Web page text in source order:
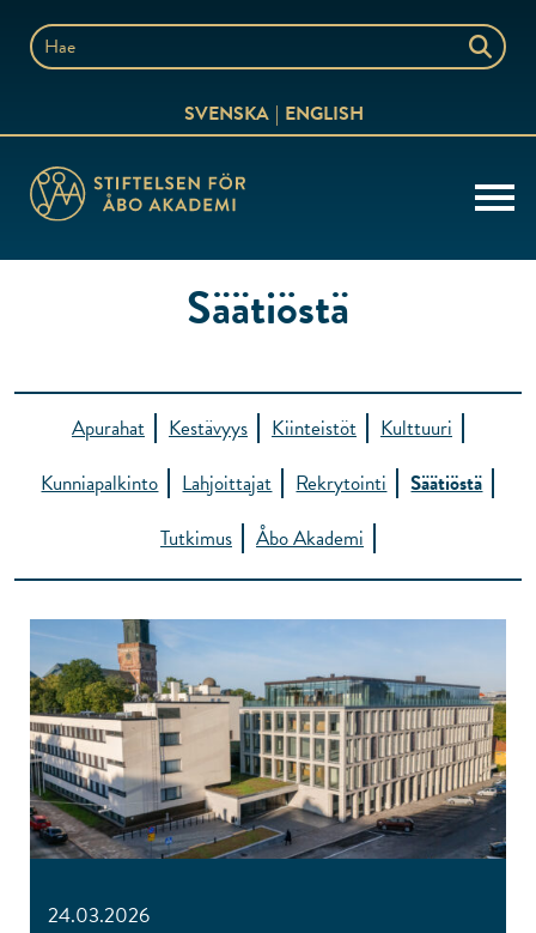
sisältöön
Hae
SVENSKA ENGLISH
Säätiöstä
Apurahat Kestävyys Kiinteistöt
Kulttuuri
Kunniapalkinto
Lahjoittajat Rekrytointi
Säätiöstä
Tutkimus
Åbo Akademi
24.03.2026